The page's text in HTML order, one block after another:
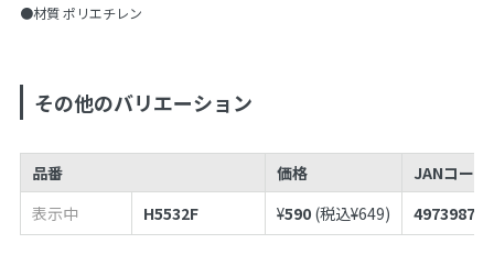
●材質 ポリエチレン
その他のバリエーション
品番 価格
JANコー
表示中
H5532F ¥590 (税込¥649)